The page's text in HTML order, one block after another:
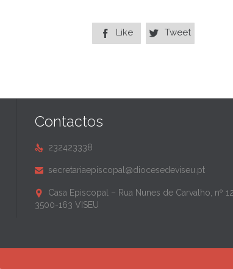
 Like  Tweet
Contactos
 232423338
 secretariaepiscopal@diocesedeviseu.pt

Casa Episcopal – Rua Nunes de Carvalho, nº
3500-163 VISEU